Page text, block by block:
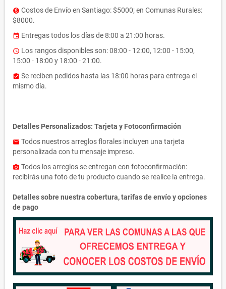
monetization_on Costos de Envío en Santiago: $5000; en Comunas Rurales:
$8000.
event Entregas todos los días de 8:00 a 21:00 horas.
access_time Los rangos disponibles son: 08:00 - 12:00, 12:00 - 15:00,
15:00 - 18:00 y 18:00 - 21:00.
assignment_turned_in Se reciben pedidos hasta las 18:00 horas para entrega el
mismo día.
Detalles Personalizados: Tarjeta y Fotoconfirmación
email Todos nuestros arreglos florales incluyen una tarjeta
personalizada con tu mensaje impreso.
photo_camera Todos los arreglos se entregan con fotoconfirmación:
recibirás una foto de tu producto cuando se realice la entrega.
Detalles sobre nuestra cobertura, tarifas de envío y opciones
de pago